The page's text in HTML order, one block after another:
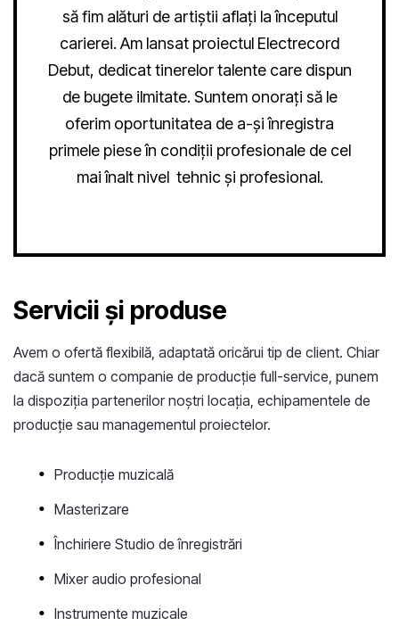
să fim alături de artiștii aflați la începutul
carierei. Am lansat proiectul Electrecord
Debut, dedicat tinerelor talente care dispun
de bugete ilmitate. Suntem onorați să le
oferim oportunitatea de a-și înregistra
primele piese în condiții profesionale de cel
mai înalt nivel tehnic și profesional.
Servicii și produse
Avem o ofertă flexibilă, adaptată oricărui tip de client. Chiar
dacă suntem o companie de producție full-service, punem
la dispoziția partenerilor noștri locația, echipamentele de
producție sau managementul proiectelor.
Producție muzicală
Masterizare
Închiriere Studio de înregistrări
Mixer audio profesional
Instrumente muzicale